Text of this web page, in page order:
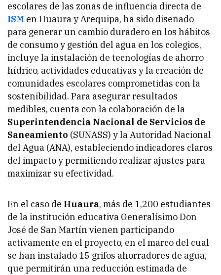
escolares de las zonas de influencia directa de
ISM en Huaura y Arequipa, ha sido diseñado
para generar un cambio duradero en los hábitos
de consumo y gestión del agua en los colegios,
incluye la instalación de tecnologías de ahorro
hídrico, actividades educativas y la creación de
comunidades escolares comprometidas con la
sostenibilidad. Para asegurar resultados
medibles, cuenta con la colaboración de la
Superintendencia Nacional de Servicios de
Saneamiento (SUNASS) y la Autoridad Nacional
del Agua (ANA), estableciendo indicadores claros
del impacto y permitiendo realizar ajustes para
maximizar su efectividad.
En el caso de Huaura, más de 1,200 estudiantes
de la institución educativa Generalísimo Don
José de San Martín vienen participando
activamente en el proyecto, en el marco del cual
se han instalado 15 grifos ahorradores de agua,
que permitirán una reducción estimada de